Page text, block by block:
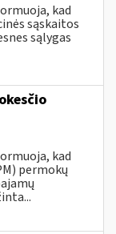
kad
sąskaitos
sąlygas
kad
permokų